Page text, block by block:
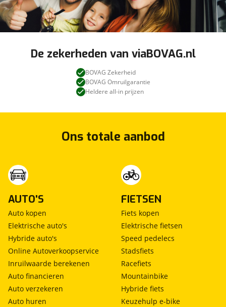
IsoFix
Keyless entry
LED dagrijverlichting
Verkeersbord herkenning
De zekerheden van viaBOVAG.nl
BOVAG Zekerheid
BOVAG Omruilgarantie
Heldere all-in prijzen
Ons totale aanbod
AUTO'S
Auto kopen
Elektrische auto's
Hybride auto's
Online Autoverkoopservice
Inruilwaarde berekenen
Auto financieren
Auto verzekeren
Auto huren
FIETSEN
Fiets kopen
Elektrische fietsen
Speed pedelecs
Stadsfiets
Racefiets
Mountainbike
Hybride fiets
Keuzehulp e-bike